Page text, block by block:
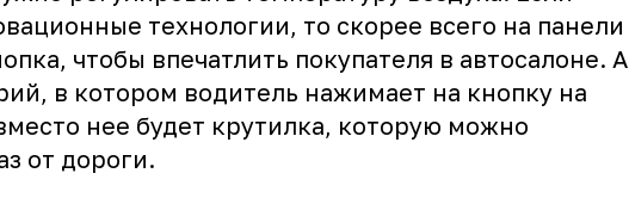
технологии, то скорее всего на панели
чтобы впечатлить покупателя в автосалоне. А
в котором водитель нажимает на кнопку на
нее будет крутилка, которую можно
от дороги.